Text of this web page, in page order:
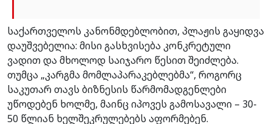
საქართველოს კანონმდებლობით, პლაჟის გაყიდვა
დაუშვებელია: მისი გასხვისება კონკრეტული
ვადით და მხოლოდ საიჯარო წესით შეიძლება.
თუმცა „კარგმა მომლაპარაკებლებმა“, როგორც
საკუთარ თავს ბიზნესის წარმომადგენლები
უწოდებენ ხოლმე, მაინც იპოვეს გამოსავალი – 30-
50 წლიან ხელშეკრულებებს აფორმებენ.